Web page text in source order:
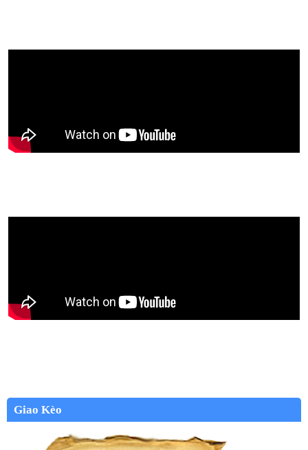
Giao Kèo